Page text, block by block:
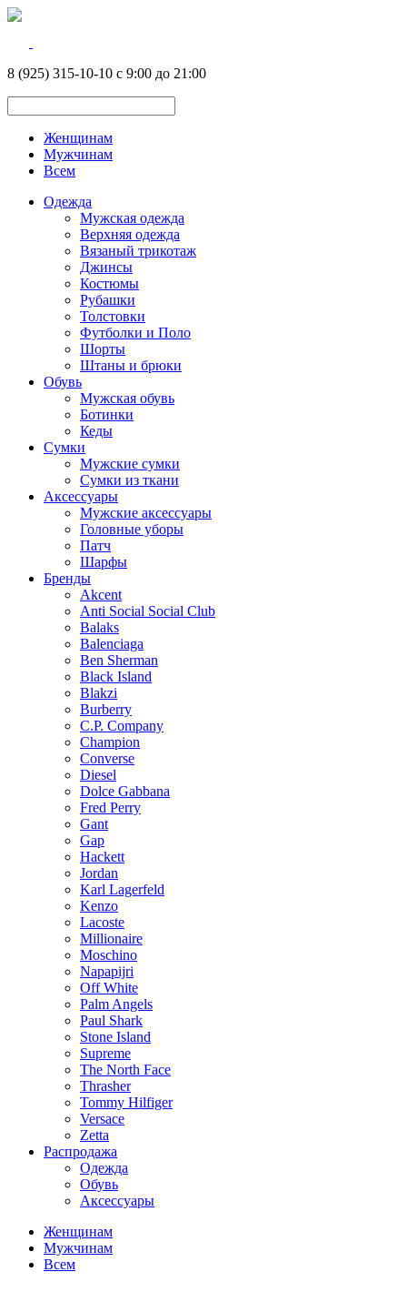
8 (925) 315-10-10 с 9:00 до 21:00
Женщинам
Мужчинам
Всем
Одежда
Мужская одежда
Верхняя одежда
Вязаный трикотаж
Джинсы
Костюмы
Рубашки
Толстовки
Футболки и Поло
Шорты
Штаны и брюки
Обувь
Мужская обувь
Ботинки
Кеды
Сумки
Мужские сумки
Сумки из ткани
Аксессуары
Мужские аксессуары
Головные уборы
Патч
Шарфы
Бренды
Akcent
Anti Social Social Club
Balaks
Balenciaga
Ben Sherman
Black Island
Blakzi
Burberry
C.P. Company
Champion
Converse
Diesel
Dolce Gabbana
Fred Perry
Gant
Gap
Hackett
Jordan
Karl Lagerfeld
Kenzo
Lacoste
Millionaire
Moschino
Napapijri
Off White
Palm Angels
Paul Shark
Stone Island
Supreme
The North Face
Thrasher
Tommy Hilfiger
Versace
Zetta
Распродажа
Одежда
Обувь
Аксессуары
Женщинам
Мужчинам
Всем